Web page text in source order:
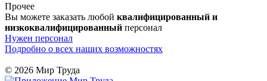
Прочее
Вы можете заказать любой квалифицированный и
низкоквалифицированный персонал
Нужен персонал
Подробно о всех наших возможностях
© 2026 Мир Труда